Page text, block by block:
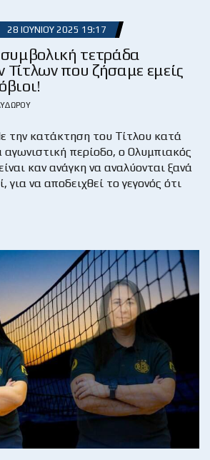
28 ΙΟΥΝΊΟΥ 2025 19:17
τετράδα
που ζήσαμε εμείς
την κατάκτηση του Τίτλου κατά
περίοδο, ο Ολυμπιακός
καν ανάγκη να αναλύονται ξανά
για να αποδειχθεί το γεγονός ότι